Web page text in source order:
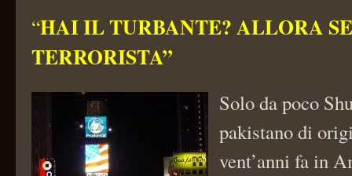
“HAI IL TURBANTE? ALLORA
TERRORISTA”
Solo da poco
pakistano di
vent’anni fa in